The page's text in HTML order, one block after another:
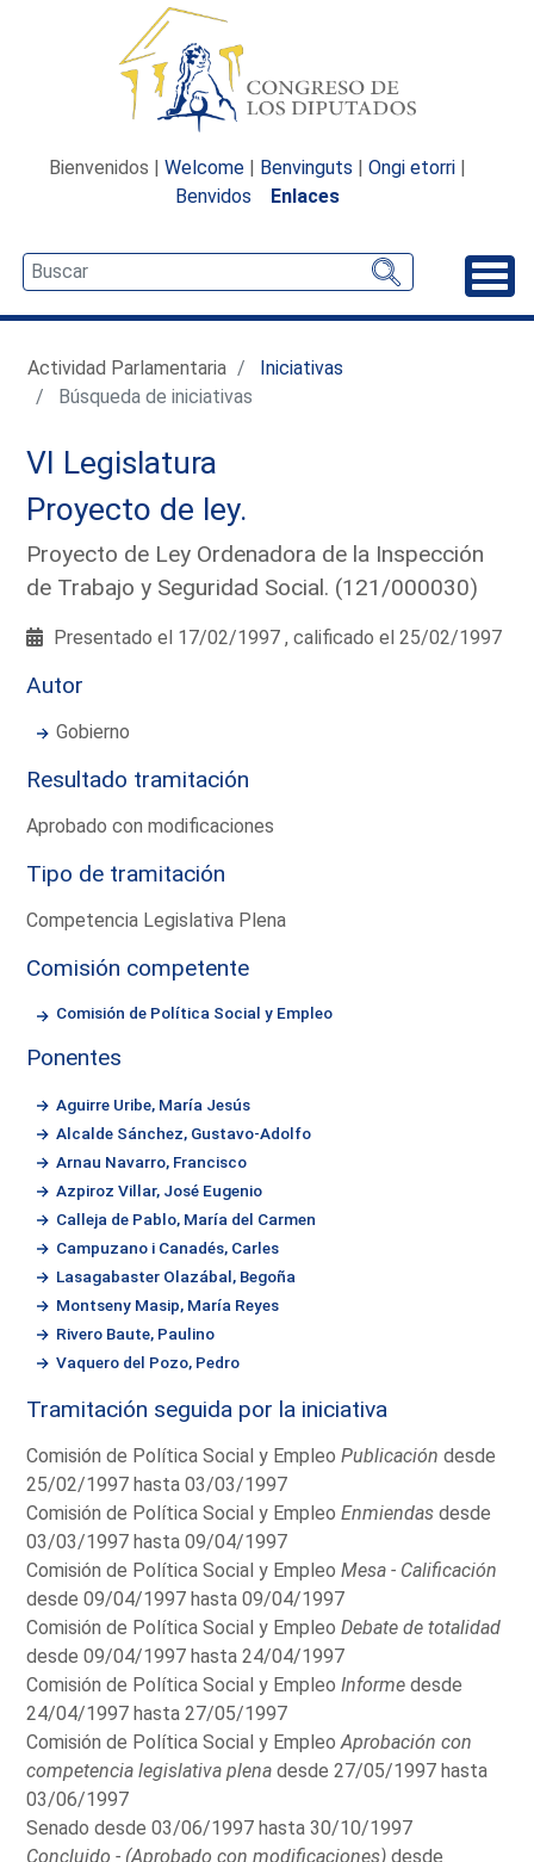
Bienvenidos | Welcome | Benvinguts | Ongi etorri |
Benvidos
Enlaces
Actividad Parlamentaria
Iniciativas
Búsqueda de iniciativas
VI Legislatura
Proyecto de ley.
Proyecto de Ley Ordenadora de la Inspección
de Trabajo y Seguridad Social. (121/000030)
Presentado el 17/02/1997 , calificado el 25/02/1997
Autor
Gobierno
Resultado tramitación
Aprobado con modificaciones
Tipo de tramitación
Competencia Legislativa Plena
Comisión competente
Comisión de Política Social y Empleo
Ponentes
Aguirre Uribe, María Jesús
Alcalde Sánchez, Gustavo-Adolfo
Arnau Navarro, Francisco
Azpiroz Villar, José Eugenio
Calleja de Pablo, María del Carmen
Campuzano i Canadés, Carles
Lasagabaster Olazábal, Begoña
Montseny Masip, María Reyes
Rivero Baute, Paulino
Vaquero del Pozo, Pedro
Tramitación seguida por la iniciativa
Comisión de Política Social y EmpleoPublicación desde
25/02/1997 hasta 03/03/1997
Comisión de Política Social y EmpleoEnmiendas desde
03/03/1997 hasta 09/04/1997
Comisión de Política Social y EmpleoMesa - Calificación
desde 09/04/1997 hasta 09/04/1997
Comisión de Política Social y EmpleoDebate de totalidad
desde 09/04/1997 hasta 24/04/1997
Comisión de Política Social y EmpleoInforme desde
24/04/1997 hasta 27/05/1997
Comisión de Política Social y EmpleoAprobación con
competencia legislativa plena desde 27/05/1997 hasta
03/06/1997
Senado desde 03/06/1997 hasta 30/10/1997
Concluido - (Aprobado con modificaciones) desde